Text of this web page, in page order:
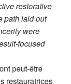
restorative
path laid out
were
focused
peut-être
restauratrices